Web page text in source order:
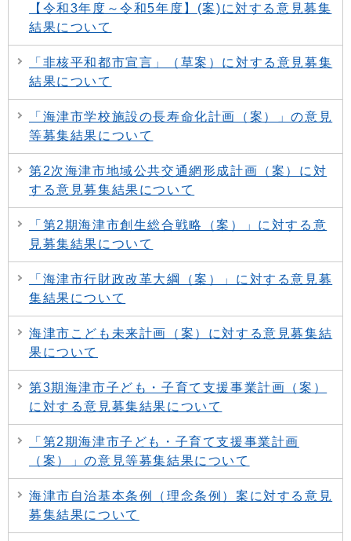
【令和3年度～令和5年度】(案)に対する意見募集
結果について
「非核平和都市宣言」（草案）に対する意見募集
結果について
「海津市学校施設の長寿命化計画（案）」の意見
等募集結果について
第2次海津市地域公共交通網形成計画（案）に対
する意見募集結果について
「第2期海津市創生総合戦略（案）」に対する意
見募集結果について
「海津市行財政改革大綱（案）」に対する意見募
集結果について
海津市こども未来計画（案）に対する意見募集結
果について
第3期海津市子ども・子育て支援事業計画（案）
に対する意見募集結果について
「第2期海津市子ども・子育て支援事業計画
（案）」の意見等募集結果について
海津市自治基本条例（理念条例）案に対する意見
募集結果について